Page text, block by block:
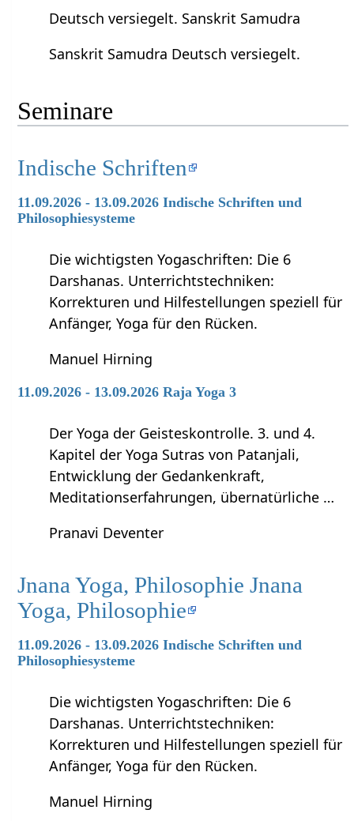
Deutsch versiegelt. Sanskrit Samudra
Sanskrit Samudra Deutsch versiegelt.
Seminare
Indische Schriften
11.09.2026 - 13.09.2026 Indische Schriften und
Philosophiesysteme
Die wichtigsten Yogaschriften: Die 6
Darshanas. Unterrichtstechniken:
Korrekturen und Hilfestellungen speziell für
Anfänger, Yoga für den Rücken.
Manuel Hirning
11.09.2026 - 13.09.2026 Raja Yoga 3
Der Yoga der Geisteskontrolle. 3. und 4.
Kapitel der Yoga Sutras von Patanjali,
Entwicklung der Gedankenkraft,
Meditationserfahrungen, übernatürliche …
Pranavi Deventer
Jnana Yoga, Philosophie Jnana
Yoga, Philosophie
11.09.2026 - 13.09.2026 Indische Schriften und
Philosophiesysteme
Die wichtigsten Yogaschriften: Die 6
Darshanas. Unterrichtstechniken:
Korrekturen und Hilfestellungen speziell für
Anfänger, Yoga für den Rücken.
Manuel Hirning